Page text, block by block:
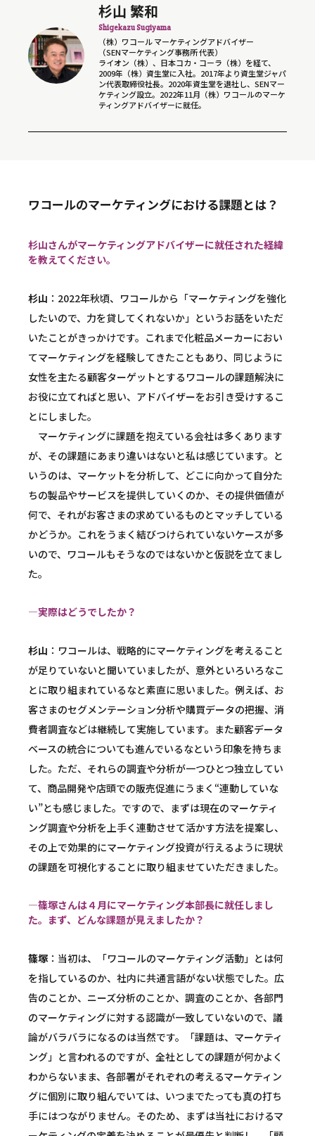
杉山 繁和
Shigekazu Sugiyama
（株）ワコール マーケティングアドバイザー
（SENマーケティング事務所 代表）
ライオン（株）、日本コカ・コーラ（株）を経て、
2009年（株）資生堂に入社。2017年より資生堂ジャパ
ン代表取締役社長。2020年資生堂を退社し、SENマー
ケティング設立。2022年11月（株）ワコールのマーケ
ティングアドバイザーに就任。
ワコールのマーケティングにおける課題とは？
杉山さんがマーケティングアドバイザーに就任された経緯
を教えてください。
杉山 ：2022年秋頃、ワコールから「マーケティングを強化
したいので、力を貸してくれないか」というお話をいただ
いたことがきっかけです。これまで化粧品メーカーにおい
てマーケティングを経験してきたこともあり、同じように
女性を主たる顧客ターゲットとするワコールの課題解決に
お役に立てればと思い、アドバイザーをお引き受けするこ
とにしました。
マーケティングに課題を抱えている会社は多くあります
が、その課題にあまり違いはないと私は感じています。と
いうのは、マーケットを分析して、どこに向かって自分た
ちの製品やサービスを提供していくのか、その提供価値が
何で、それがお客さまの求めているものとマッチしている
かどうか。これをうまく結びつけられていないケースが多
いので、ワコールもそうなのではないかと仮説を立てまし
た。
―実際はどうでしたか？
杉山 ：ワコールは、戦略的にマーケティングを考えること
が足りていないと聞いていましたが、意外といろいろなこ
とに取り組まれているなと素直に思いました。例えば、お
客さまのセグメンテーション分析や購買データの把握、消
費者調査などは継続して実施しています。また顧客データ
ベースの統合についても進んでいるなという印象を持ちま
した。ただ、それらの調査や分析が一つひとつ独立してい
て、商品開発や店頭での販売促進にうまく“連動していな
い”とも感じました。ですので、まずは現在のマーケティ
ング調査や分析を上手く連動させて活かす方法を提案し、
その上で効果的にマーケティング投資が行えるように現状
の課題を可視化することに取り組ませていただきました。
―篠塚さんは４月にマーケティング本部長に就任しまし
た。まず、どんな課題が見えましたか？
篠塚 ：当初は、「ワコールのマーケティング活動」とは何
を指しているのか、社内に共通言語がない状態でした。広
告のことか、ニーズ分析のことか、調査のことか、各部門
のマーケティングに対する認識が一致していないので、議
論がバラバラになるのは当然です。「課題は、マーケティ
ング」と言われるのですが、全社としての課題が何かよく
わからないまま、各部署がそれぞれの考えるマーケティン
グに個別に取り組んでいては、いつまでたっても真の打ち
手にはつながりません。そのため、まずは当社におけるマ